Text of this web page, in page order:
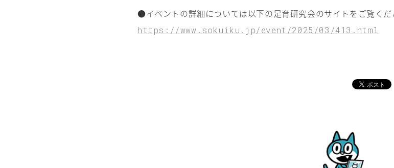
●イベントの詳細については以下の足育研究会のサイトをご覧くだ
https://www.sokuiku.jp/event/2025/03/413.html